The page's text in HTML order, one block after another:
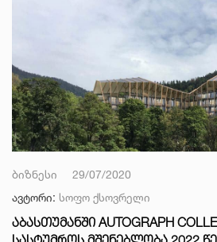
ბიზნესი
29/07/2020
ავტორი: სოფო ქსოვრელი
ᲐᲑᲐᲡᲗᲣᲛᲐᲜᲨᲘ AUTOGRAPH